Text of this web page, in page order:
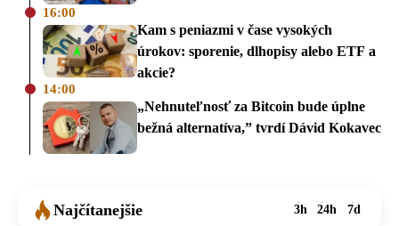
16:00
Kam s peniazmi v čase vysokých
úrokov: sporenie, dlhopisy alebo ETF a
akcie?
14:00
„Nehnuteľnosť za Bitcoin bude úplne
bežná alternatíva,” tvrdí Dávid Kokavec
Najčítanejšie 3h 24h 7d